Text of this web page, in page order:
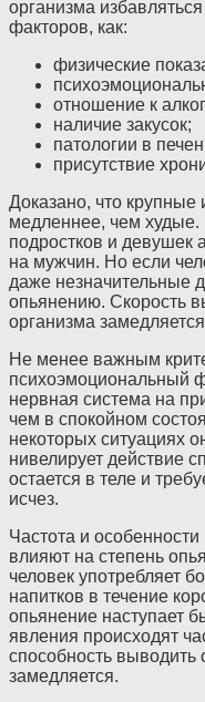
организма
факторов, как:
физические
отношение к
наличие закусок;
патологии в
присутствие
Доказано, что
медленнее, чем
подростков и девушек
на мужчин. Но если
даже незначительные
опьянению. Скорость
организма
Не менее важным
психоэмоциональный
нервная система на
чем в спокойном
некоторых ситуациях
нивелирует действие
остается в теле и
исчез.
Частота и
влияют на степень
человек употребляет
напитков в течение
опьянение наступает
явления происходят
способность
замедляется.